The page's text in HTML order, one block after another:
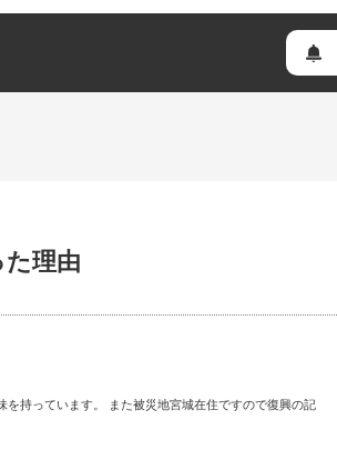
理由
持っています。 また被災地宮城在住ですので復興の記